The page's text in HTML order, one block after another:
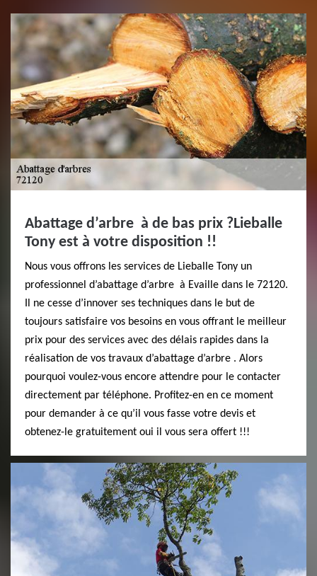
Abattage d’arbre à de bas prix ?Lieballe
Tony est à votre disposition !!
Nous vous offrons les services de Lieballe Tony un
professionnel d’abattage d’arbre à Evaille dans le 72120.
Il ne cesse d’innover ses techniques dans le but de
toujours satisfaire vos besoins en vous offrant le meilleur
prix pour des services avec des délais rapides dans la
réalisation de vos travaux d’abattage d’arbre . Alors
pourquoi voulez-vous encore attendre pour le contacter
directement par téléphone. Profitez-en en ce moment
pour demander à ce qu’il vous fasse votre devis et
obtenez-le gratuitement oui il vous sera offert !!!